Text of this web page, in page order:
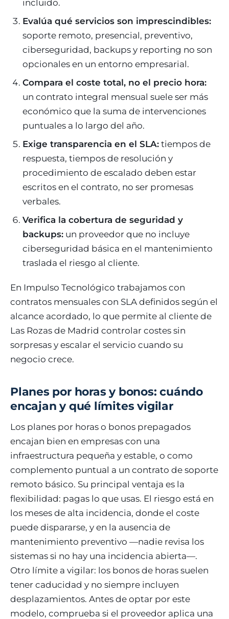
incluido.
Evalúa qué servicios son imprescindibles:
soporte remoto, presencial, preventivo,
ciberseguridad, backups y reporting no son
opcionales en un entorno empresarial.
Compara el coste total, no el precio hora:
un contrato integral mensual suele ser más
económico que la suma de intervenciones
puntuales a lo largo del año.
Exige transparencia en el SLA: tiempos de
respuesta, tiempos de resolución y
procedimiento de escalado deben estar
escritos en el contrato, no ser promesas
verbales.
Verifica la cobertura de seguridad y
backups: un proveedor que no incluye
ciberseguridad básica en el mantenimiento
traslada el riesgo al cliente.
En Impulso Tecnológico trabajamos con
contratos mensuales con SLA definidos según el
alcance acordado, lo que permite al cliente de
Las Rozas de Madrid controlar costes sin
sorpresas y escalar el servicio cuando su
negocio crece.
Planes por horas y bonos: cuándo
encajan y qué límites vigilar
Los planes por horas o bonos prepagados
encajan bien en empresas con una
infraestructura pequeña y estable, o como
complemento puntual a un contrato de soporte
remoto básico. Su principal ventaja es la
flexibilidad: pagas lo que usas. El riesgo está en
los meses de alta incidencia, donde el coste
puede dispararse, y en la ausencia de
mantenimiento preventivo —nadie revisa los
sistemas si no hay una incidencia abierta—.
Otro límite a vigilar: los bonos de horas suelen
tener caducidad y no siempre incluyen
desplazamientos. Antes de optar por este
modelo, comprueba si el proveedor aplica una